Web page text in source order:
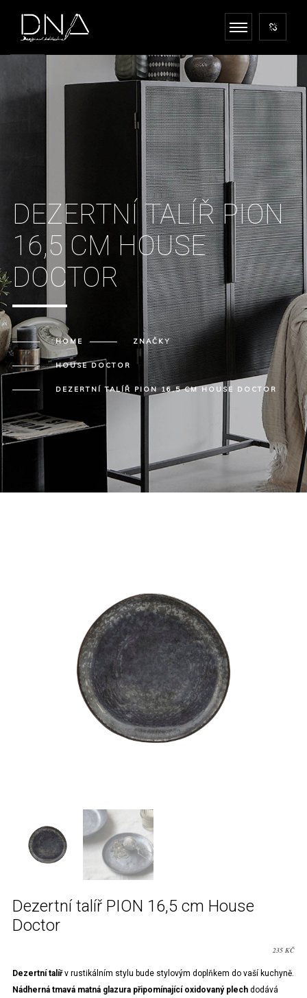
DEZERTNÍ TALÍŘ PION
16,5 CM HOUSE
DOCTOR
HOME ZNAČKY
HOUSE DOCTOR
DEZERTNÍ TALÍŘ PION 16,5 CM HOUSE DOCTOR
Dezertní talíř PION 16,5 cm House
Doctor
235KČ
Dezertní talířv rustikálním stylu bude stylovým doplňkem do vaší kuchyně.
Nádherná tmavá matná glazura připomínající oxidovaný plechdodává